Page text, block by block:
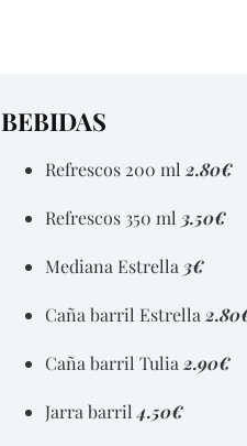
BEBIDAS
Refrescos 200 ml 2.80€
Refrescos 350 ml 3.50€
Mediana Estrella 3€
Caña barril Estrella
Caña barril Tulia 2.90€
Jarra barril4.50€